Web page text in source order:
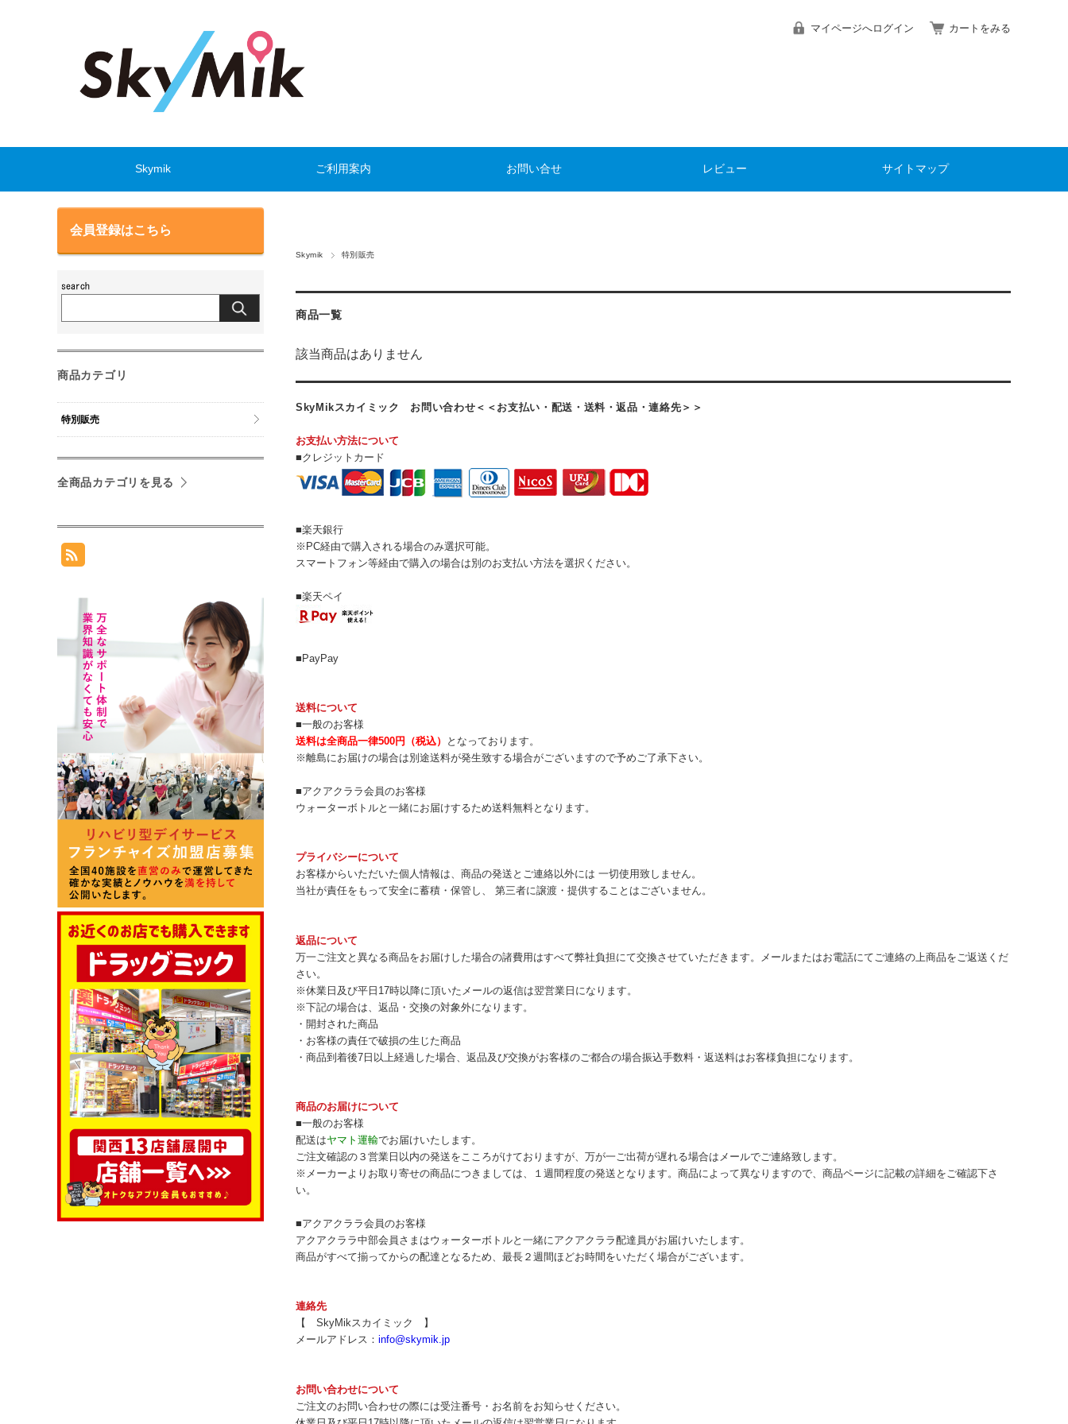
マイページへログイン カートをみる
Skymik ご利用案内 お問い合せ レビュー サイトマップ
Skymik 特別販売
商品一覧
該当商品はありません
SkyMikスカイミック お問い合わせ＜＜お支払い・配送・送料・返品・連絡先＞＞
お支払い方法について
■クレジットカード
■楽天銀行
※PC経由で購入される場合のみ選択可能。
スマートフォン等経由で購入の場合は別のお支払い方法を選択ください。
■楽天ペイ
■PayPay
送料について
■一般のお客様
送料は全商品一律500円（税込）
となっております。
※離島にお届けの場合は別途送料が発生致する場合がございますので予めご了承下さい。
■アクアクララ会員のお客様
ウォーターボトルと一緒にお届けするため送料無料となります。
プライバシーについて
お客様からいただいた個人情報は、商品の発送とご連絡以外には 一切使用致しません。
当社が責任をもって安全に蓄積・保管し、 第三者に譲渡・提供することはございません。
返品について
万一ご注文と異なる商品をお届けした場合の諸費用はすべて弊社負担にて交換させていただきます。メールまたはお電話にてご連絡の上商品をご返送くだ
さい。
※休業日及び平日17時以降に頂いたメールの返信は翌営業日になります。
※下記の場合は、返品・交換の対象外になります。
・開封された商品
・お客様の責任で破損の生じた商品
・商品到着後7日以上経過した場合、返品及び交換がお客様のご都合の場合振込手数料・返送料はお客様負担になります。
商品のお届けについて
■一般のお客様
配送はヤマト運輸でお届けいたします。
ご注文確認の３営業日以内の発送をこころがけておりますが、万が一ご出荷が遅れる場合はメールでご連絡致します。
※メーカーよりお取り寄せの商品につきましては、１週間程度の発送となります。商品によって異なりますので、商品ページに記載の詳細をご確認下さ
い。
■アクアクララ会員のお客様
アクアクララ中部会員さまはウォーターボトルと一緒にアクアクララ配達員がお届けいたします。
商品がすべて揃ってからの配達となるため、最長２週間ほどお時間をいただく場合がございます。
連絡先
【 SkyMikスカイミック 】
メールアドレス： info@skymik.jp
お問い合わせについて
ご注文のお問い合わせの際には受注番号・お名前をお知らせください。
会員登録はこちら
商品カテゴリ
特別販売
全商品カテゴリを見る